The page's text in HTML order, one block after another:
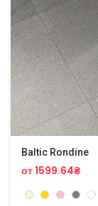
Baltic Rondine
от 1599.64₴